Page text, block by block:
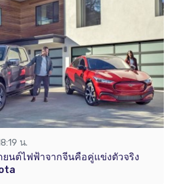
น.
ยนต์ไฟฟ้าจากจีนคือคู่แข่งตัวจริง